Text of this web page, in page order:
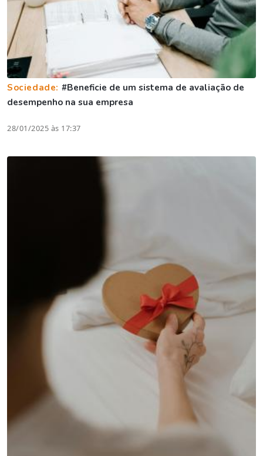
Sociedade: #Beneficie de um sistema de avaliação de
desempenho na sua empresa
28/01/2025 às 17:37